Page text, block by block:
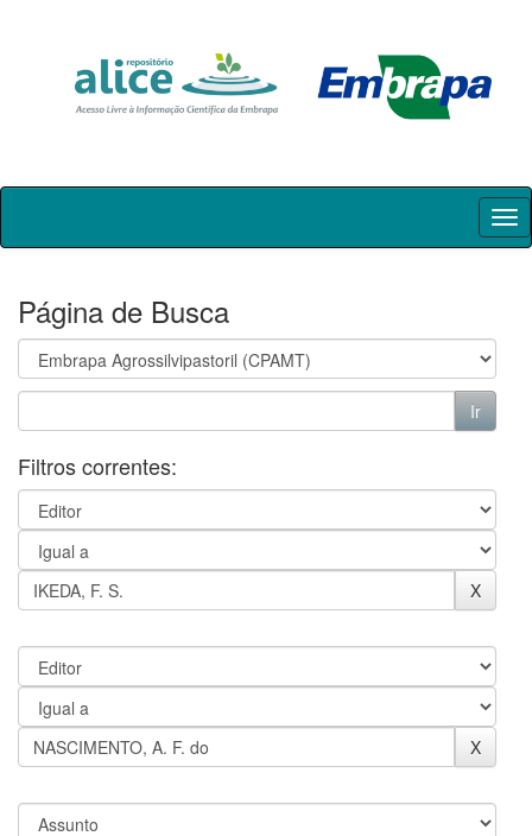
Skip
Página de Busca
Filtros correntes: